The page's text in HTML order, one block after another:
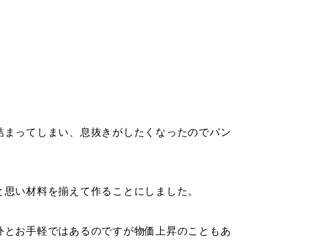
ってしまい、息抜きがしたくなったのでパン
い材料を揃えて作ることにしました。
お手軽ではあるのですが物価上昇のこともあ